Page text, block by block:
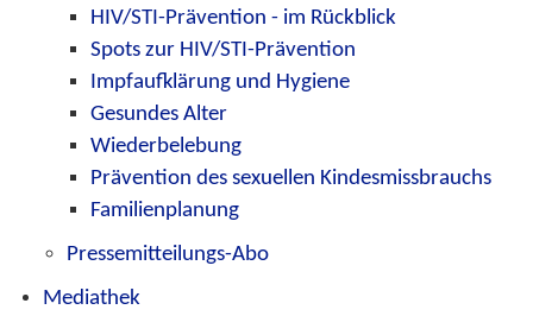
HIV/STI-Prävention - im Rückblick
Spots zur HIV/STI-Prävention
Impfaufklärung und Hygiene
Gesundes Alter
Wiederbelebung
Prävention des sexuellen Kindesmissbrauchs
Familienplanung
Pressemitteilungs-Abo
Mediathek